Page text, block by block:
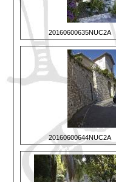
20160600635NUC2A
20160600644NUC2A